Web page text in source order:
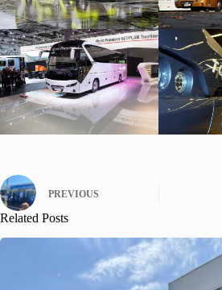
PREVIOUS
Related Posts